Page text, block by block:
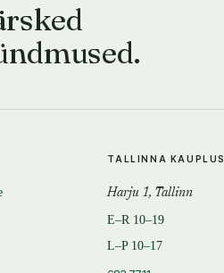
TALLINNA KAUPLUS
Harju 1, Tallinn
E–R 10–19
L–P 10–17